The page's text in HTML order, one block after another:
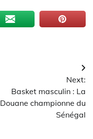
Next:
Basket masculin : La
Douane championne du
Sénégal